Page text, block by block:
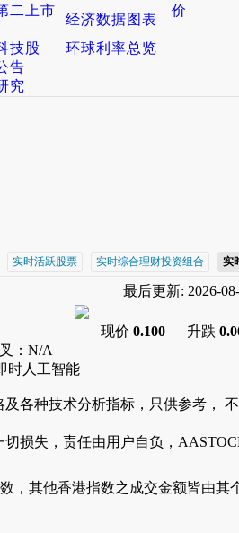
二上市
经济数据图表
技股
环球利率总览
告
究
价
实时活跃股票 实时综合理财投资组合 实
最后更新: 2026-
现价 0.100 升跌
： N/A
各种技术分析指标，只供参考，
切损失，责任由用户自负，
，其他香港指数之成交金额皆由其